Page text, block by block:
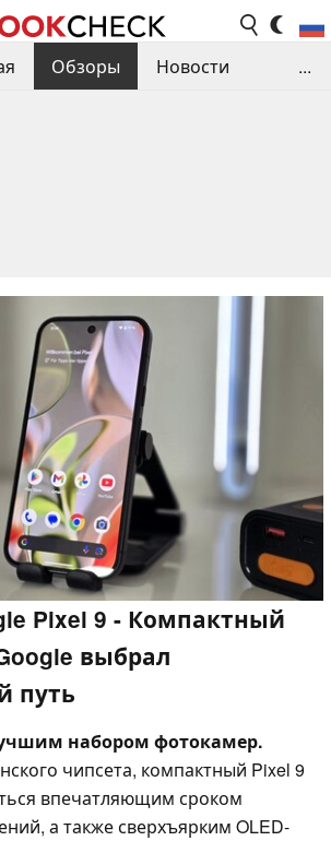
Обзоры
Новости
...
Pixel 9 - Компактный
выбрал
путь
набором фотокамер.
чипсета, компактный Pixel 9
впечатляющим сроком
а также сверхъярким OLED-